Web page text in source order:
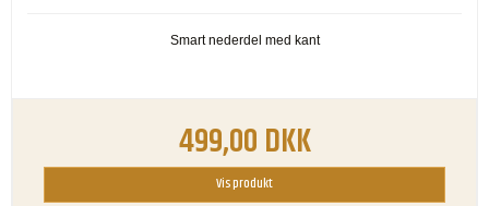
Smart nederdel med kant
499,00 DKK
Vis produkt